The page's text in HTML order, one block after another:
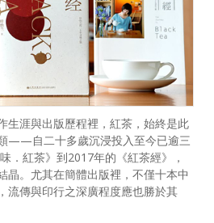
生涯與出版歷程裡，紅茶，始終是此
——自二十多歲沉浸投入至今已逾三
．紅茶》到2017年的《紅茶經》，
晶。尤其在簡體出版裡，不僅十本中
流傳與印行之深廣程度應也勝於其